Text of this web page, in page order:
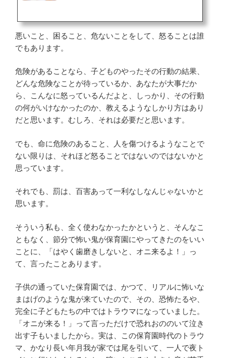
子供が思い通りに動いてくれないとか、失敗してしまった場面でつい使いが
悪いこと、困ること、危ないことをして、怒ることは誰
でもあります。
危険があることなら、子どものやったその行動の結果、
どんな危険なことが待っているか、あなたが大事だか
ら、こんなに怒っているんだよと、しっかり、その行動
の何がいけなかったのか、教えるようなしかり方はあり
だと思います。むしろ、それは必要だと思います。
でも、命に危険のあること、人を傷つけるようなことで
ない限りは、それほど怒ることではないのではないかと
思っています。
それでも、罰は、百害あって一利なしなんじゃないかと
思います。
そういう私も、全く使わなかったかというと、そんなこ
ともなく、節分で怖い鬼が保育園にやってきたのをいい
ことに、「はやく歯磨きしないと、オニ来るよ！」っ
て、言ったことあります。
子供の通っていた保育園では、かつて、リアルに怖いな
まはげのような鬼が来ていたので、その、恐怖たるや、
完全に子どもたちの中ではトラウマになっていました。
「オニが来る！」って言っただけで恐れおののいて泣き
出す子もいましたから。実は、この保育園時代のトラウ
マ、かなり長い年月我が家では尾を引いて、一人で夜ト